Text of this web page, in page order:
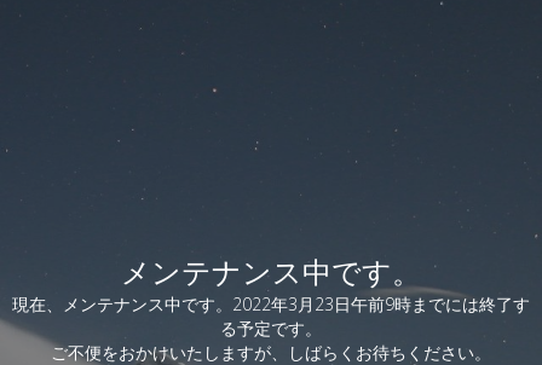
メンテナンス中です。
現在、メンテナンス中です。2022年3月23日午前9時までには終了す
る予定です。
ご不便をおかけいたしますが、しばらくお待ちください。